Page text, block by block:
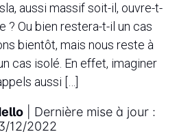
aussi massif soit-il, ouvre-t-
? Ou bien restera-t-il un cas
bientôt, mais nous reste à
cas isolé. En effet, imaginer
aussi […]
| Dernière mise à jour :
12/2022